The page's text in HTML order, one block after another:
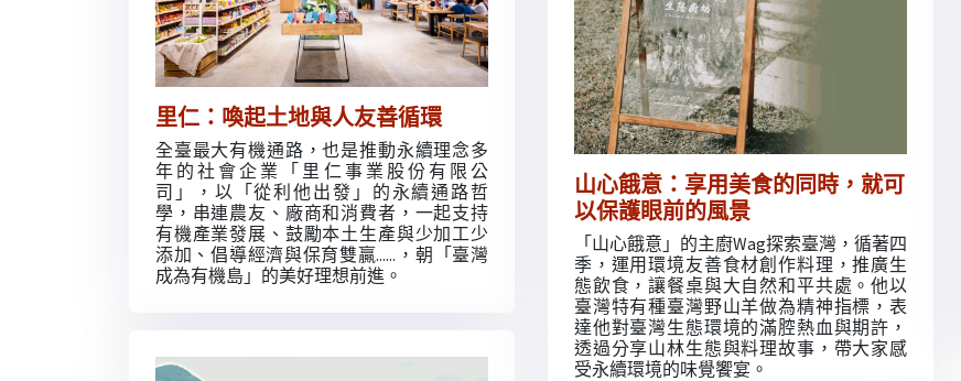
里仁：喚起土地與人友善循環
全臺最大有機通路，也是推動永續理念多
年的社會企業「里仁事業股份有限公
司」，以「從利他出發」的永續通路哲
學，串連農友、廠商和消費者，一起支持
有機產業發展、鼓勵本土生產與少加工少
添加、倡導經濟與保育雙贏......，朝「臺灣
成為有機島」的美好理想前進。
山心餓意：享用美食的同時，就可
以保護眼前的風景
「山心餓意」的主廚Wag探索臺灣，循著四
季，運用環境友善食材創作料理，推廣生
態飲食，讓餐桌與大自然和平共處。他以
臺灣特有種臺灣野山羊做為精神指標，表
達他對臺灣生態環境的滿腔熱血與期許，
透過分享山林生態與料理故事，帶大家感
受永續環境的味覺饗宴。